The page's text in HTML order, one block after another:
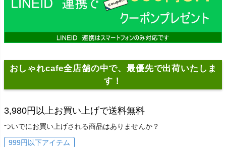
おしゃれcafe全店舗の中で、最優先で出荷いたしま
す！
3,980円以上お買い上げで送料無料
ついでにお買い上げされる商品はありませんか？
999円以下アイテム